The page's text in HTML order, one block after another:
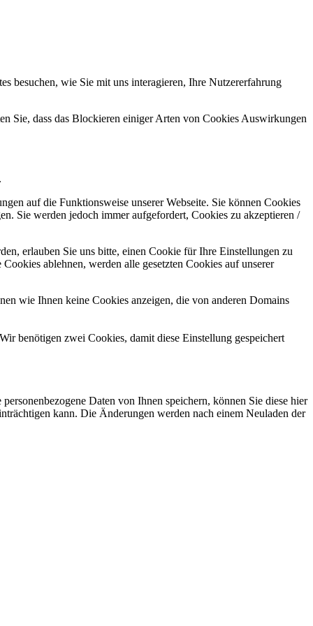
besuchen, wie Sie mit uns interagieren, Ihre Nutzererfahrung
Sie, dass das Blockieren einiger Arten von Cookies Auswirkungen
auf die Funktionsweise unserer Webseite. Sie können Cookies
Sie werden jedoch immer aufgefordert, Cookies zu akzeptieren /
erlauben Sie uns bitte, einen Cookie für Ihre Einstellungen zu
ablehnen, werden alle gesetzten Cookies auf unserer
wie Ihnen keine Cookies anzeigen, die von anderen Domains
benötigen zwei Cookies, damit diese Einstellung gespeichert
Daten von Ihnen speichern, können Sie diese hier
kann. Die Änderungen werden nach einem Neuladen der